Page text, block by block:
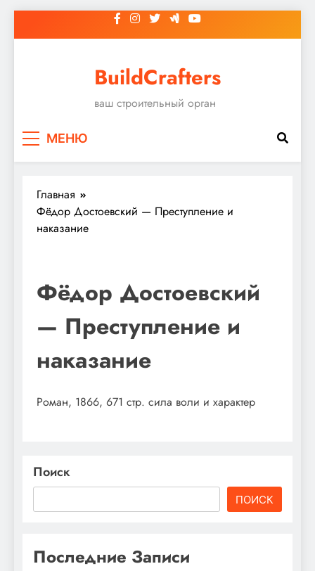
к
BuildCrafters
ваш строительный орган
МЕНЮ
Главная
Фёдор Достоевский — Преступление и
наказание
Фёдор Достоевский
— Преступление и
наказание
Роман, 1866, 671 стр. сила воли и характер
Поиск
ПОИСК
Последние Записи